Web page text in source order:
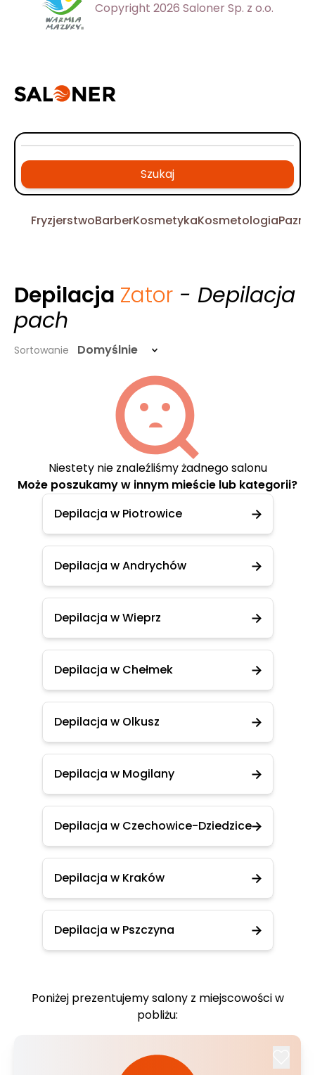
Copyright 2026 Saloner Sp. z o.o.
Szukaj
FryzjerstwoBarberKosmetykaKosmetologia
Depilacja Zator - Depilacja
pach
Sortowanie Domyślnie
Niestety nie znaleźliśmy żadnego salonu
Może poszukamy w innym mieście lub kategorii?
Depilacja w Piotrowice
Depilacja w Andrychów
Depilacja w Wieprz
Depilacja w Chełmek
Depilacja w Olkusz
Depilacja w Mogilany
Depilacja w Czechowice-Dziedzice
Depilacja w Kraków
Depilacja w Pszczyna
Poniżej prezentujemy salony z miejscowości w
pobliżu: